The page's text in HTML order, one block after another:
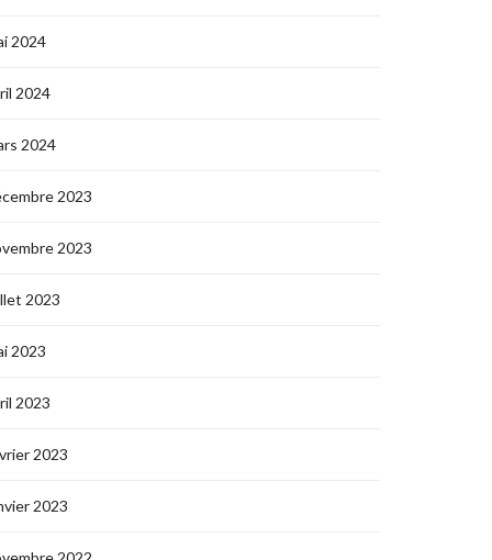
2024
2024
2024
2023
2023
2023
2023
2023
2023
2023